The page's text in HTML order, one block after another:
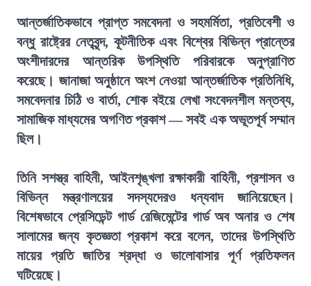
আন্তর্জাতিকভাবে প্রাপ্ত সমবেদনা ও সহমর্মিতা, প্রতিবেশী ও
বন্ধু রাষ্ট্রের নেতৃবৃন্দ, কূটনীতিক এবং বিশ্বের বিভিন্ন প্রান্তের
অংশীদারদের আন্তরিক উপস্থিতি পরিবারকে অনুপ্রাণিত
করেছে। জানাজা অনুষ্ঠানে অংশ নেওয়া আন্তর্জাতিক প্রতিনিধি,
সমবেদনার চিঠি ও বার্তা, শোক বইয়ে লেখা সংবেদনশীল মন্তব্য,
সামাজিক মাধ্যমের অগণিত প্রকাশ — সবই এক অভূতপূর্ব সম্মান
ছিল।
তিনি সশস্ত্র বাহিনী, আইনশৃঙ্খলা রক্ষাকারী বাহিনী, প্রশাসন ও
বিভিন্ন মন্ত্রণালয়ের সদস্যদেরও ধন্যবাদ জানিয়েছেন।
বিশেষভাবে প্রেসিডেন্ট গার্ড রেজিমেন্টের গার্ড অব অনার ও শেষ
সালামের জন্য কৃতজ্ঞতা প্রকাশ করে বলেন, তাদের উপস্থিতি
মায়ের প্রতি জাতির শ্রদ্ধা ও ভালোবাসার পূর্ণ প্রতিফলন
ঘটিয়েছে।